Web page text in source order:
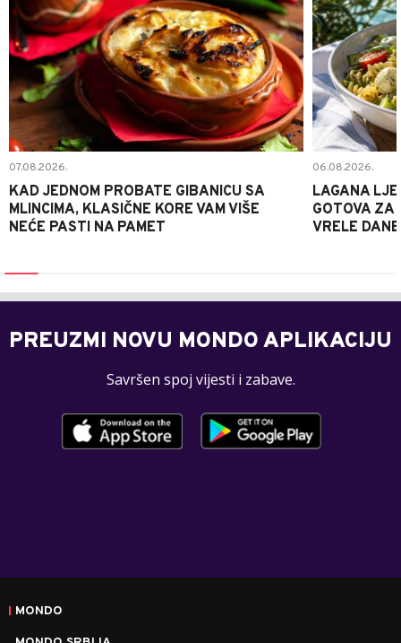
07.08.2026.
KAD JEDNOM PROBATE GIBANICU SA
MLINCIMA, KLASIČNE KORE VAM VIŠE
NEĆE PASTI NA PAMET
06.08.2026.
LAGANA
GOTOVA ZA
VRELE DANE
PREUZMI NOVU MONDO APLIKACIJU
Savršen spoj vijesti i zabave.
MONDO